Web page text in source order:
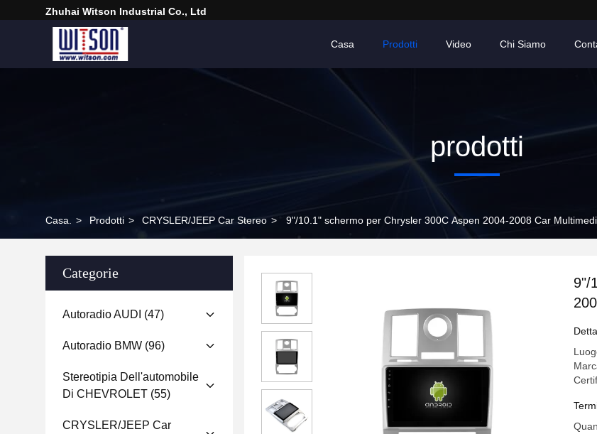
Zhuhai Witson Industrial Co., Ltd
Casa Prodotti Video Chi Siamo
prodotti
Casa. > Prodotti > CRYSLER/JEEP Car Stereo > 9"/10.1" schermo per Chrysler 300C Aspen 2004-2008 Car
Categorie
Autoradio AUDI (47)
Autoradio BMW (96)
Stereotipia Dell'automobile
Di CHEVROLET (55)
CRYSLER/JEEP Car
9"/